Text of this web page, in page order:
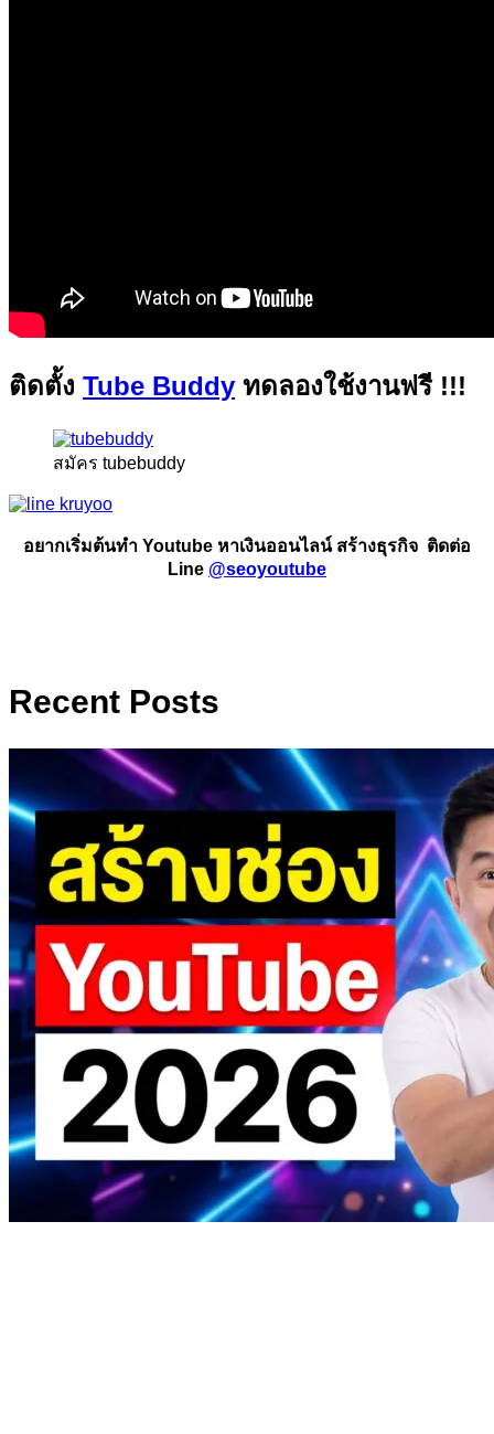
ติดตั้ง Tube Buddy ทดลองใช้งานฟรี !!!
สมัคร tubebuddy
อยากเริ่มต้นทำ Youtube หาเงินออนไลน์ สร้างธุรกิจ ติดต่อ
Line @seoyoutube
Recent Posts